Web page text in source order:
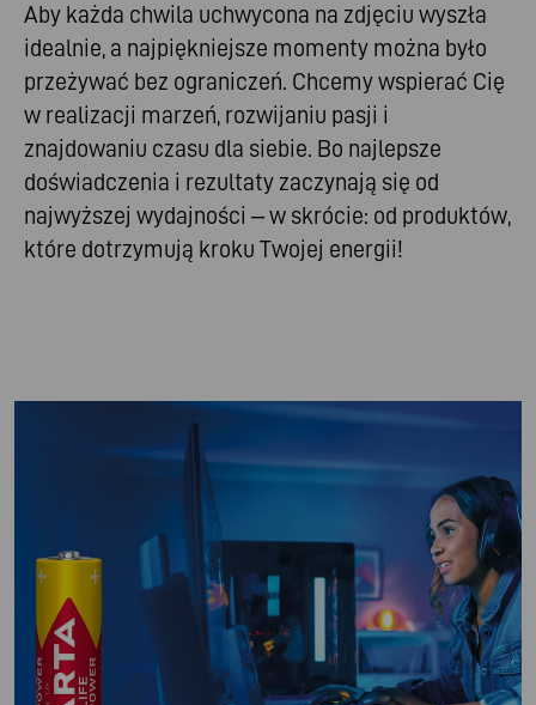
Aby każda chwila uchwycona na zdjęciu wyszła
idealnie, a najpiękniejsze momenty można było
przeżywać bez ograniczeń. Chcemy wspierać Cię
w realizacji marzeń, rozwijaniu pasji i
znajdowaniu czasu dla siebie. Bo najlepsze
doświadczenia i rezultaty zaczynają się od
najwyższej wydajności – w skrócie: od produktów,
które dotrzymują kroku Twojej energii!